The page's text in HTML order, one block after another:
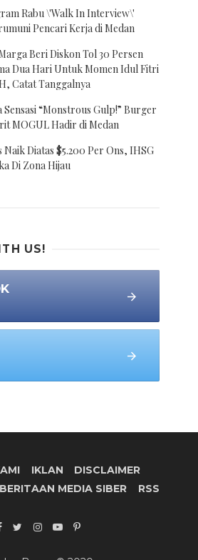
Rabu \'Walk In Interview\'
Pencari Kerja di Medan
Beri Diskon Tol 30 Persen
Dua Hari Untuk Momen Idul Fitri
H, Catat Tanggalnya
Sensasi “Monstrous Gulp!” Burger
MOGUL Hadir di Medan
Naik Diatas $5.200 Per Ons, IHSG
Di Zona Hijau
US!
IKLAN
DISCLAIMER
MEDIA SIBER
RSS